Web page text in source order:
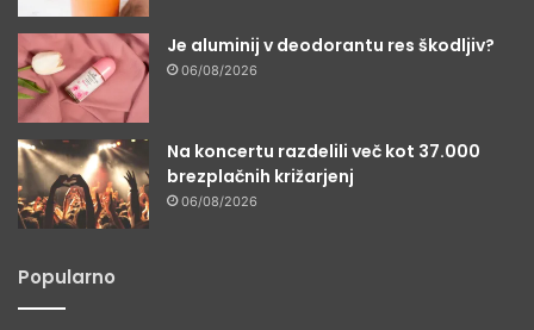
Je aluminij v deodorantu res škodljiv?
06/08/2026
Na koncertu razdelili več kot 37.000
brezplačnih križarjenj
06/08/2026
Popularno